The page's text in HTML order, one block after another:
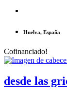
Huelva, España
Cofinanciado!
desde las